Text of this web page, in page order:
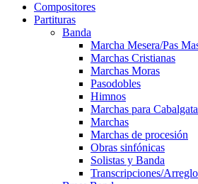
Compositores
Partituras
Banda
Marcha Mesera/Pas
Marchas Cristianas
Marchas Moras
Pasodobles
Himnos
Marchas para
Marchas
Marchas de procesión
Obras sinfónicas
Solistas y Banda
Transcripciones/